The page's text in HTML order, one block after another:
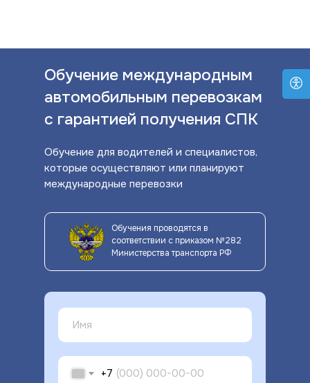
Обучение международным
автомобильным перевозкам
с гарантией получения СПК
Обучение для водителей и специалистов,
которые осуществляют или планируют
международные перевозки
Обучения проводятся в
соответствии с приказом №282
Министерства транспорта РФ
+7